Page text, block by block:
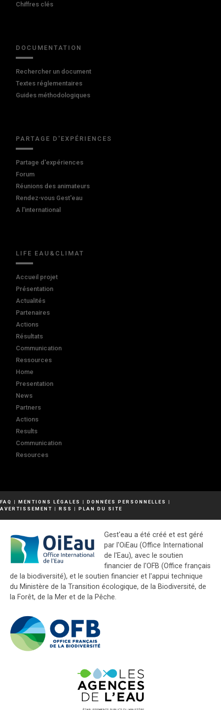
Chiffres clés
DOCUMENTATION
Rechercher un document
Textes réglementaires
Guides méthodologiques
PARTAGE D'EXPÉRIENCES
Partage d'expériences
Forum
Réunions des animateurs
Rendez-vous Gest'eau
A l'international
LIFE EAU&CLIMAT
Accueil projet
Présentation
Actualités
Partenaires
Actions
Résultats
Communication
Ressources
Home
Presentation
News
Partners
Actions
Results
Communication
Resources
FAQ | MENTIONS LÉGALES | DONNÉES PERSONNELLES
|
AVERTISSEMENT | RSS | PLAN DU SITE
Gest'eau a été créé et est géré
par l'OiEau (Office International
de l'Eau), avec le soutien
financier de l'OFB (Office français
de la biodiversité), et le soutien financier et l'appui technique
du Ministère de la Transition écologique, de la Biodiversité, de
la Forêt, de la Mer et de la Pêche.